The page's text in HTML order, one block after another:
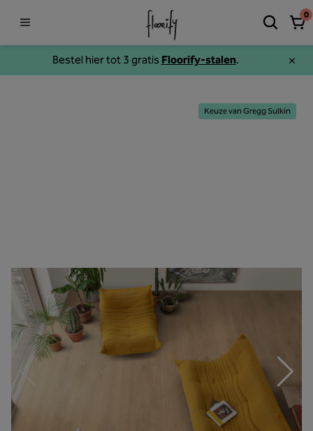
Bestel hier tot 3 gratis Floorify-stalen.
0
Keuze van Gregg Sulkin